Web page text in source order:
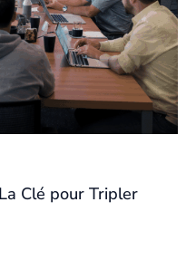
Clé pour Tripler